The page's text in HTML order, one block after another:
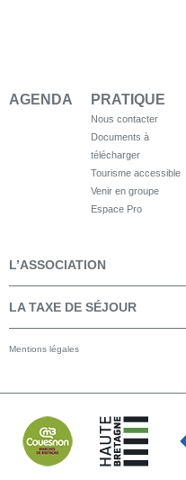
AGENDA PRATIQUE
Nous contacter
Documents à
télécharger
Tourisme accessible
Venir en groupe
Espace Pro
L’ASSOCIATION
LA TAXE DE SÉJOUR
Mentions légales